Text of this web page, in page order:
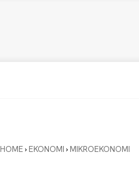
HOME › EKONOMI › MIKROEKONOMI